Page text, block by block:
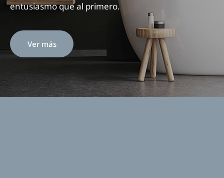
entusiasmo que al primero.
Ver más